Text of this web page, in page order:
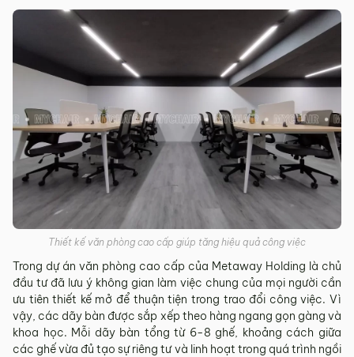
Thiết kế văn phòng cao cấp giúp tăng hiệu quả công việc
Trong dự án văn phòng cao cấp của Metaway Holding là chủ
đầu tư đã lưu ý không gian làm việc chung của mọi người cần
ưu tiên thiết kế mở để thuận tiện trong trao đổi công việc. Vì
vậy, các dãy bàn được sắp xếp theo hàng ngang gọn gàng và
khoa học. Mỗi dãy bàn tổng từ 6-8 ghế, khoảng cách giữa
các ghế vừa đủ tạo sự riêng tư và linh hoạt trong quá trình ngồi